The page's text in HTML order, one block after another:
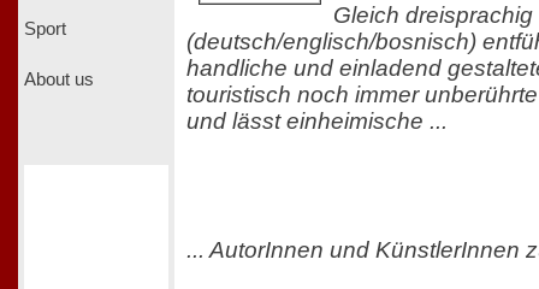
Sport
About us
Gleich dreisprachig
(deutsch/englisch/bosnisch)
handliche und einladend
touristisch noch immer
und lässt einheimische ...
... AutorInnen und KünstlerInnen